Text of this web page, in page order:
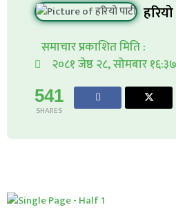
समाचार प्रकाशित मिति :
२०८१ जेष्ठ २८, सोमबार १६:३७
541
SHARES